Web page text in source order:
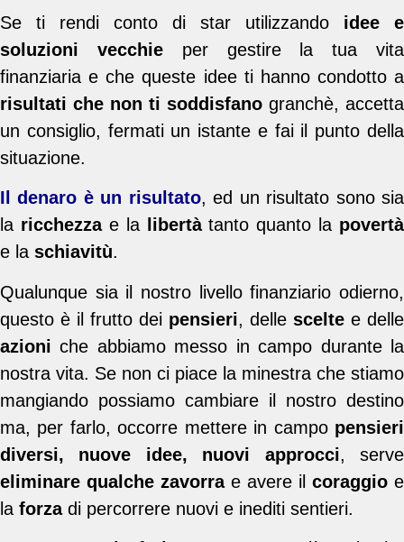
Se ti rendi conto di star utilizzando idee e
soluzioni vecchieper gestire la tua vita
finanziaria e che queste idee ti hanno condotto a
risultati che non ti soddisfano granchè, accetta
un consiglio, fermati un istante e fai il punto della
situazione.
Il denaro è un risultato, ed un risultato sono sia
la ricchezzae la libertàtanto quanto la povertà
e la schiavitù.
Qualunque sia il nostro livello finanziario odierno,
questo è il frutto dei pensieri, delle scelte e delle
azioni che abbiamo messo in campo durante la
nostra vita. Se non ci piace la minestra che stiamo
mangiando possiamo cambiare il nostro destino
ma, per farlo, occorre mettere in campo pensieri
diversi, nuove idee, nuovi approcci, serve
eliminare qualche zavorrae avere il coraggio e
la forzadi percorrere nuovi e inediti sentieri.